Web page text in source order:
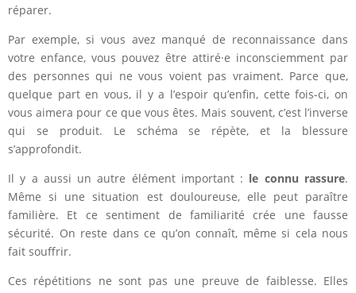
réparer.
Par exemple, si vous avez manqué de reconnaissance dans
votre enfance, vous pouvez être attiré·e inconsciemment par
des personnes qui ne vous voient pas vraiment. Parce que,
quelque part en vous, il y a l’espoir qu’enfin, cette fois-ci, on
vous aimera pour ce que vous êtes. Mais souvent, c’est l’inverse
qui se produit. Le schéma se répète, et la blessure
s’approfondit.
Il y a aussi un autre élément important : le connu rassure.
Même si une situation est douloureuse, elle peut paraître
familière. Et ce sentiment de familiarité crée une fausse
sécurité. On reste dans ce qu’on connaît, même si cela nous
fait souffrir.
Ces répétitions ne sont pas une preuve de faiblesse. Elles